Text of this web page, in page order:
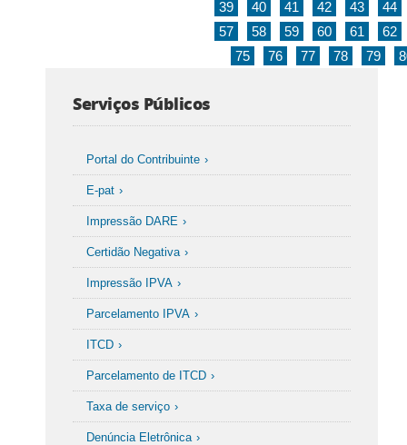
39 40 41 42 43
44
57
58 59 60 61
62
75
76 77 78 79
Serviços Públicos
Portal do Contribuinte
E-pat
Impressão DARE
Certidão Negativa
Impressão IPVA
Parcelamento IPVA
ITCD
Parcelamento de ITCD
Taxa de serviço
Denúncia Eletrônica